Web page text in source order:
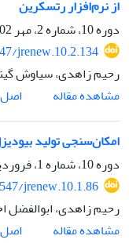
از نرم‌افزار رتسکرین
دوره 10، شماره 2، مهر 1402، صفحه
jrenew.10.2.134
رحیم زاهدی، سیاوش
مشاهده مقاله
اصل
امکان‌‌سنجی تولید
دوره 10، شماره 1، فروردین 1402، صفحه
jrenew.10.1.86
رحیم زاهدی،
مشاهده مقاله
اصل